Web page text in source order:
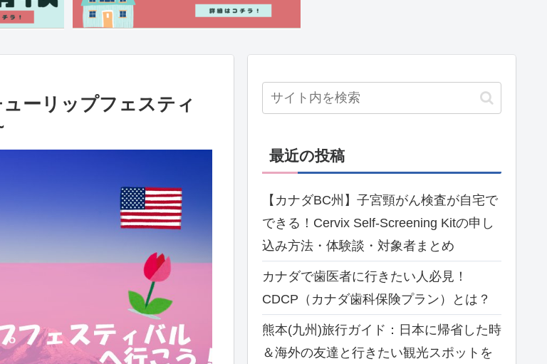
ーリップフェスティ
最近の投稿
【カナダBC州】子宮頸がん検査が自宅で
できる！Cervix Self-Screening Kitの申し
込み方法・体験談・対象者まとめ
カナダで歯医者に行きたい人必見！
CDCP（カナダ歯科保険プラン）とは？
熊本(九州)旅行ガイド：日本に帰省した時
＆海外の友達と行きたい観光スポットを